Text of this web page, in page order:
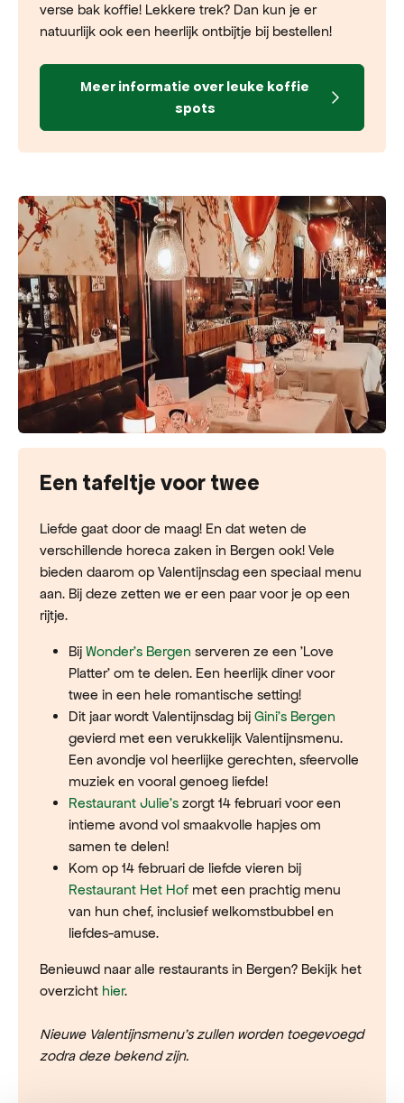
verse bak koffie! Lekkere trek? Dan kun je er
natuurlijk ook een heerlijk ontbijtje bij bestellen!
Meer informatie over leuke koffie
spots
Een tafeltje voor twee
Liefde gaat door de maag! En dat weten de
verschillende horeca zaken in Bergen ook! Vele
bieden daarom op Valentijnsdag een speciaal menu
aan. Bij deze zetten we er een paar voor je op een
rijtje.
Bij Wonder's Bergen serveren ze een 'Love
Platter' om te delen. Een heerlijk diner voor
twee in een hele romantische setting!
Dit jaar wordt Valentijnsdag bij Gini's Bergen
gevierd met een verukkelijk Valentijnsmenu.
Een avondje vol heerlijke gerechten, sfeervolle
muziek en vooral genoeg liefde!
Restaurant Julie's zorgt 14 februari voor een
intieme avond vol smaakvolle hapjes om
samen te delen!
Kom op 14 februari de liefde vieren bij
Restaurant Het Hof met een prachtig menu
van hun chef, inclusief welkomstbubbel en
liefdes-amuse.
Benieuwd naar alle restaurants in Bergen? Bekijk het
overzicht hier.
Nieuwe Valentijnsmenu's zullen worden toegevoegd
zodra deze bekend zijn.